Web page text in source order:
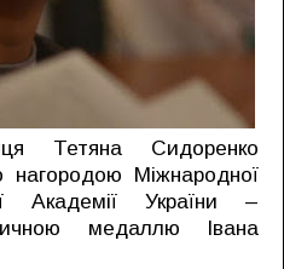
Тетяна Сидоренко
нагородою Міжнародної
Академії України –
медаллю Івана